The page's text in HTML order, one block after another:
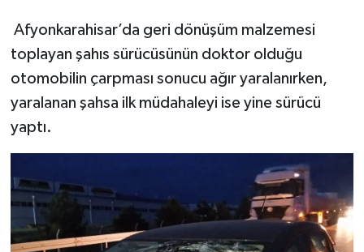
Afyonkarahisar’da geri dönüşüm malzemesi
toplayan şahıs sürücüsünün doktor olduğu
otomobilin çarpması sonucu ağır yaralanırken,
yaralanan şahsa ilk müdahaleyi ise yine sürücü
yaptı.